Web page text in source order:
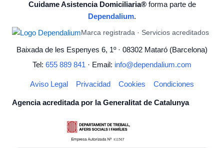
Cuidame Asistencia Domiciliaria®forma parte de
Dependalium.
Marca registrada · Servicios acreditados
Baixada de les Espenyes 6, 1º · 08302 Mataró (Barcelona)
Tel: 655 889 841 · Email: info@dependalium.com
Aviso Legal Privacidad Cookies Condiciones
Agencia acreditada por la Generalitat de Catalunya